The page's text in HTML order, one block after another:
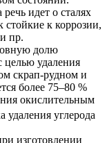
идет о сталях
стойкие к коррозии,
пр.
долю
целью удаления
скрап-рудном и
более 75–80 %
окислительным
углерода
изготовлении